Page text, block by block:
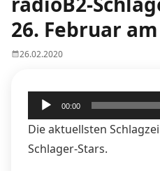
26. Februar
26.02.2020
Audio-
Player
00:00
Die aktuellsten
Schlager-Stars.